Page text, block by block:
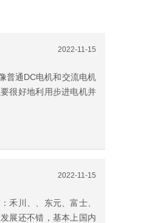
2022-11-15
普通DC电机和交流电机
很好地利用步进电机并
2022-11-15
禾川、、东元、富士、
展还不错，基本上国内